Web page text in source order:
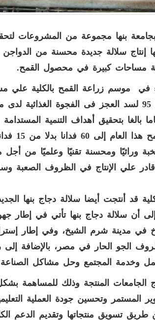
بنها مجموعة من المشروعات
سلالة جديدة محسنة من الدواجن
مساحات كبيرة في محصول القمح.
بالغا بتحقيق أهداف التنمية
زيادة
وراثيًا ومحسنة تقنيًا وعلميًا من
قادر علي الإنتاج في الظروف الصعبة
قد أنتجت أيضا سلالة دجاج بنها
أن سلالة دجاج بنها تأتي في إطار
في مدينة شرم الشيخ، وفي إطار
الجو الحار في مصر، بالإضافة إلى
وخدمة المجتمع وحل مشاكل
الجامعات المنتجة وذلك للمساهمة
المستمر وتحسين جودة العملية
طريق تسويق منتجاتها وتقديم الدعم